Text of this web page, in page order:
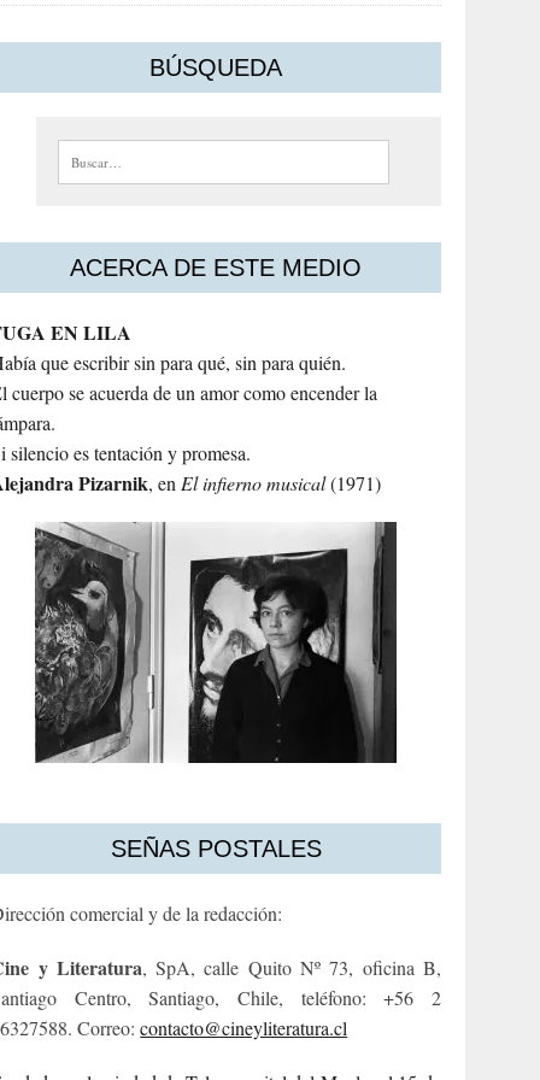
BÚSQUEDA
Buscar:
ACERCA DE ESTE MEDIO
EN LILA
que escribir sin para qué, sin para quién.
cuerpo se acuerda de un amor como encender la
silencio es tentación y promesa.
Pizarnik, enEl infierno musical(1971)
SEÑAS POSTALES
comercial y de la redacción:
y Literatura, SpA, calle Quito Nº 73, oficina B,
Centro, Santiago, Chile, teléfono: +56 2
Correo:contacto@cineyliteratura.cl